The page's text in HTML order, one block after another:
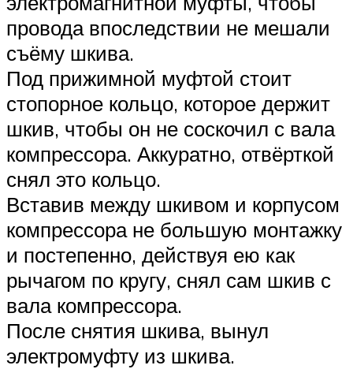
провода впоследствии не мешали
съёму шкива.
Под прижимной муфтой стоит
стопорное кольцо, которое держит
шкив, чтобы он не соскочил с вала
компрессора. Аккуратно, отвёрткой
снял это кольцо.
Вставив между шкивом и корпусом
компрессора не большую монтажку
и постепенно, действуя ею как
рычагом по кругу, снял сам шкив с
вала компрессора.
После снятия шкива, вынул
электромуфту из шкива.